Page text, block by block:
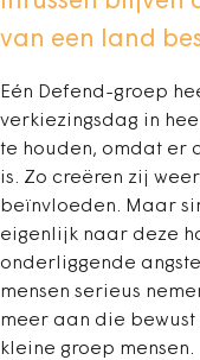
van een land
Eén Defend-groep
verkiezingsdag in
te houden, omdat er
is. Zo creëren zij
beïnvloeden. Maar
eigenlijk naar deze
onderliggende
mensen serieus
meer aan die
kleine groep mensen.